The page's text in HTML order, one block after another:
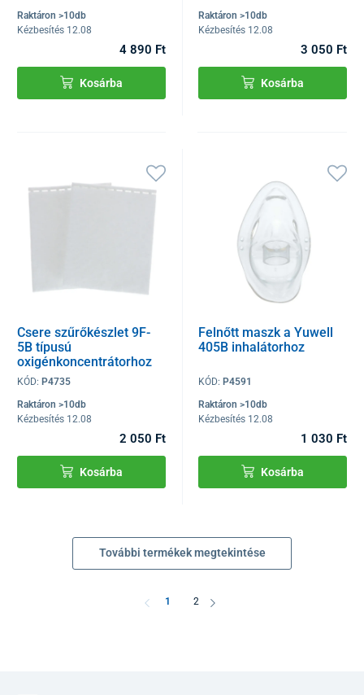
Raktáron >10db
Kézbesítés 12.08
4 890 Ft
Kosárba
Raktáron >10db
Kézbesítés 12.08
3 050 Ft
Kosárba
Csere szűrőkészlet 9F-
5B típusú
oxigénkoncentrátorhoz
KÓD: P4735
Raktáron >10db
Kézbesítés 12.08
2 050 Ft
Kosárba
Felnőtt maszk a Yuwell
405B inhalátorhoz
KÓD: P4591
Raktáron >10db
Kézbesítés 12.08
1 030 Ft
Kosárba
További termékek megtekintése
1 2